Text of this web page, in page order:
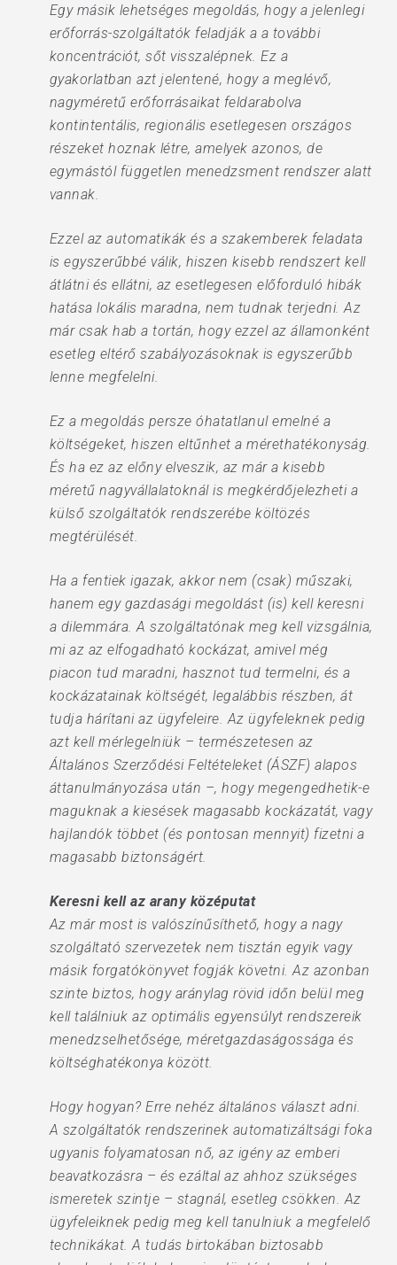
Egy másik lehetséges megoldás, hogy a jelenlegi
erőforrás-szolgáltatók feladják a a további
koncentrációt, sőt visszalépnek. Ez a
gyakorlatban azt jelentené, hogy a meglévő,
nagyméretű erőforrásaikat feldarabolva
kontintentális, regionális esetlegesen országos
részeket hoznak létre, amelyek azonos, de
egymástól független menedzsment rendszer alatt
vannak.
Ezzel az automatikák és a szakemberek feladata
is egyszerűbbé válik, hiszen kisebb rendszert kell
átlátni és ellátni, az esetlegesen előforduló hibák
hatása lokális maradna, nem tudnak terjedni. Az
már csak hab a tortán, hogy ezzel az államonként
esetleg eltérő szabályozásoknak is egyszerűbb
lenne megfelelni.
Ez a megoldás persze óhatatlanul emelné a
költségeket, hiszen eltűnhet a mérethatékonyság.
És ha ez az előny elveszik, az már a kisebb
méretű nagyvállalatoknál is megkérdőjelezheti a
külső szolgáltatók rendszerébe költözés
megtérülését.
Ha a fentiek igazak, akkor nem (csak) műszaki,
hanem egy gazdasági megoldást (is) kell keresni
a dilemmára. A szolgáltatónak meg kell vizsgálnia,
mi az az elfogadható kockázat, amivel még
piacon tud maradni, hasznot tud termelni, és a
kockázatainak költségét, legalábbis részben, át
tudja hárítani az ügyfeleire. Az ügyfeleknek pedig
azt kell mérlegelniük – természetesen az
Általános Szerződési Feltételeket (ÁSZF) alapos
áttanulmányozása után –, hogy megengedhetik-e
maguknak a kiesések magasabb kockázatát, vagy
hajlandók többet (és pontosan mennyit) fizetni a
magasabb biztonságért.
Keresni kell az arany középutat
Az már most is valószínűsíthető, hogy a nagy
szolgáltató szervezetek nem tisztán egyik vagy
másik forgatókönyvet fogják követni. Az azonban
szinte biztos, hogy aránylag rövid időn belül meg
kell találniuk az optimális egyensúlyt rendszereik
menedzselhetősége, méretgazdaságossága és
költséghatékonya között.
Hogy hogyan? Erre nehéz általános választ adni.
A szolgáltatók rendszerinek automatizáltsági foka
ugyanis folyamatosan nő, az igény az emberi
beavatkozásra – és ezáltal az ahhoz szükséges
ismeretek szintje – stagnál, esetleg csökken. Az
ügyfeleiknek pedig meg kell tanulniuk a megfelelő
technikákat. A tudás birtokában biztosabb